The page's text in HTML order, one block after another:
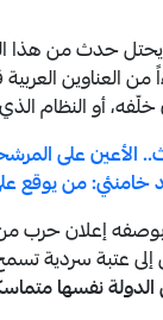
حدث من هذا
العناوين
أو النظام
الأعين على
خامنئي: من يوقع
بوصفه إعلان حرب
عتبة سردية تسمح
نفسها